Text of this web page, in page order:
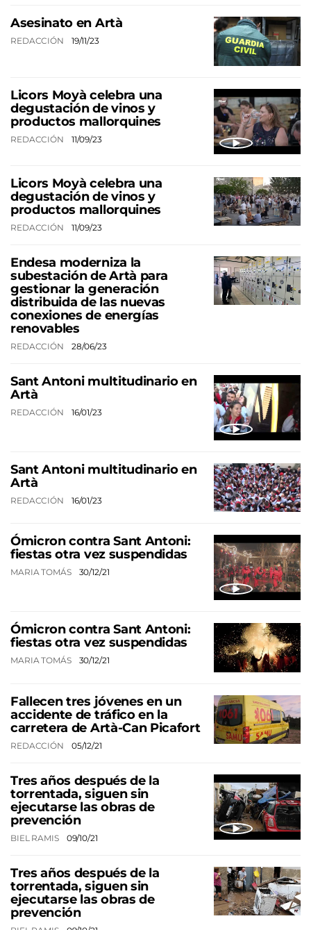
Asesinato en Artà
REDACCIÓN 19/11/23
Licors Moyà celebra una
degustación de vinos y
productos mallorquines
REDACCIÓN 11/09/23
Licors Moyà celebra una
degustación de vinos y
productos mallorquines
REDACCIÓN 11/09/23
Endesa moderniza la
subestación de Artà para
gestionar la generación
distribuida de las nuevas
conexiones de energías
renovables
REDACCIÓN 28/06/23
Sant Antoni multitudinario en
Artà
REDACCIÓN 16/01/23
Sant Antoni multitudinario en
Artà
REDACCIÓN 16/01/23
Ómicron contra Sant Antoni:
fiestas otra vez suspendidas
MARIA TOMÁS 30/12/21
Ómicron contra Sant Antoni:
fiestas otra vez suspendidas
MARIA TOMÁS 30/12/21
Fallecen tres jóvenes en un
accidente de tráfico en la
carretera de Artà-Can Picafort
REDACCIÓN 05/12/21
Tres años después de la
torrentada, siguen sin
ejecutarse las obras de
prevención
BIEL RAMIS 09/10/21
Tres años después de la
torrentada, siguen sin
ejecutarse las obras de
prevención